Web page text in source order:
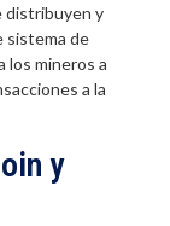
distribuyen y
sistema de
los mineros a
a la
y